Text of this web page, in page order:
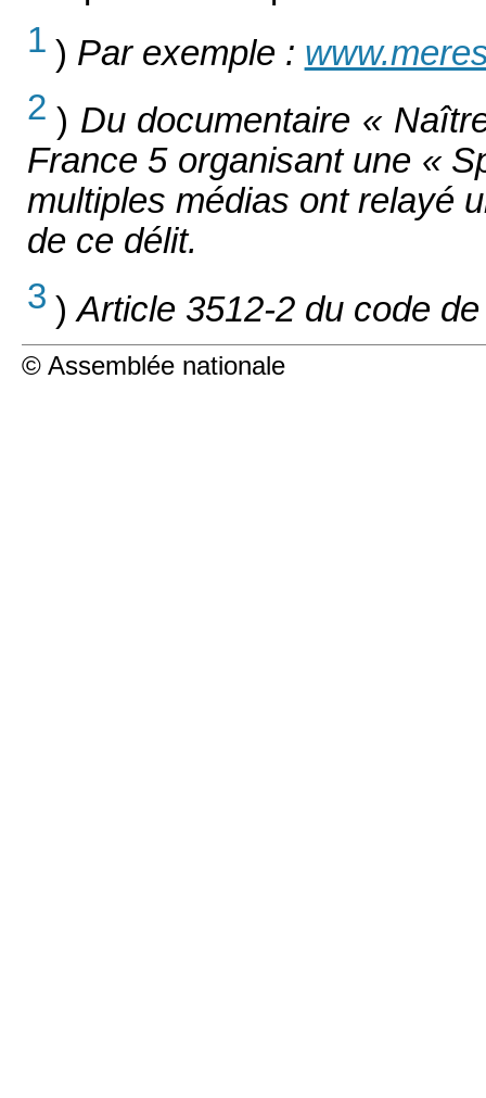
1 ) Par exemple :
2 ) Du documentaire «
France 5 organisant une «
multiples médias ont relayé
de ce délit.
3 )Article 3512-2 du code
© Assemblée nationale